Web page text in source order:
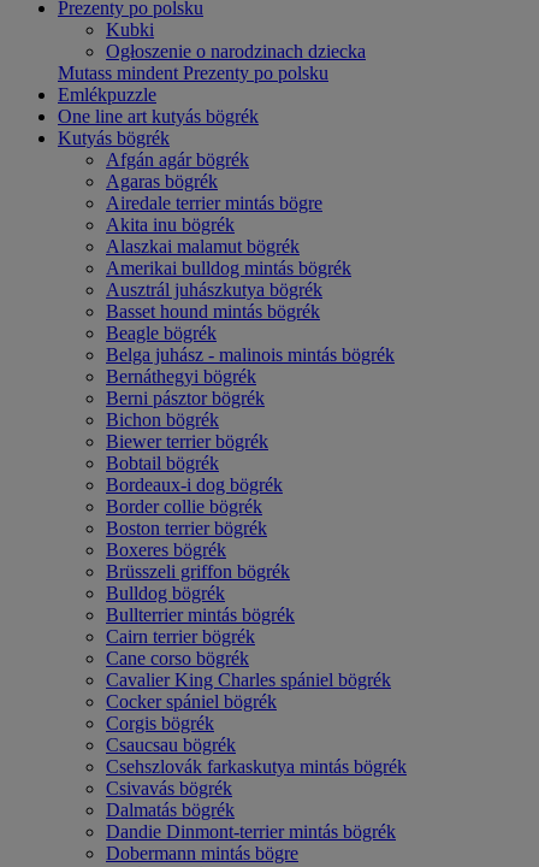
Prezenty po polsku
Kubki
Ogłoszenie o narodzinach dziecka
Mutass mindent Prezenty po polsku
Emlékpuzzle
One line art kutyás bögrék
Kutyás bögrék
Afgán agár bögrék
Agaras bögrék
Airedale terrier mintás bögre
Akita inu bögrék
Alaszkai malamut bögrék
Amerikai bulldog mintás bögrék
Ausztrál juhászkutya bögrék
Basset hound mintás bögrék
Beagle bögrék
Belga juhász - malinois mintás bögrék
Bernáthegyi bögrék
Berni pásztor bögrék
Bichon bögrék
Biewer terrier bögrék
Bobtail bögrék
Bordeaux-i dog bögrék
Border collie bögrék
Boston terrier bögrék
Boxeres bögrék
Brüsszeli griffon bögrék
Bulldog bögrék
Bullterrier mintás bögrék
Cairn terrier bögrék
Cane corso bögrék
Cavalier King Charles spániel bögrék
Cocker spániel bögrék
Corgis bögrék
Csaucsau bögrék
Csehszlovák farkaskutya mintás bögrék
Csivavás bögrék
Dalmatás bögrék
Dandie Dinmont-terrier mintás bögrék
Dobermann mintás bögre